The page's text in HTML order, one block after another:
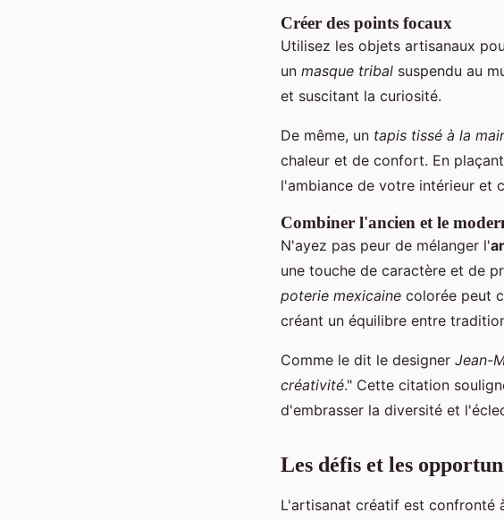
Créer des points focaux
Utilisez les objets artisanaux
un masque tribal suspendu au
et suscitant la curiosité.
De même, un tapis tissé à la
chaleur et de confort. En
l'ambiance de votre intérieur et
Combiner l'ancien et le
N'ayez pas peur de mélanger l'
une touche de caractère et de
poterie mexicaine colorée peut
créant un équilibre entre
Comme le dit le designer Jean-
créativité." Cette citation
d'embrasser la diversité et
Les défis et les
L'artisanat créatif est confronté